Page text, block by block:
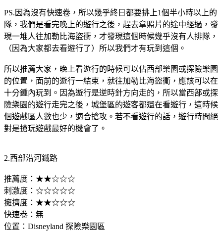
PS.因為沒有快速卷，所以幾乎終日都要排上1個半小時以上的
隊，我們是看完晚上的遊行之後，趕去拿照片的途中經過，發
現一堆人往加勒比海盜衝，才發現這個時候幾乎沒有人排隊，
（因為大家都去看遊行了）所以我們才有玩到這個。
所以推薦大家，晚上看遊行的時候可以佔西部樂園或探險樂園
的位置，面前的遊行一結束，就往加勒比海盜衝，應該可以在
十分鍾內玩到。因為遊行是逆時針方向走的，所以當西部或探
險樂園的遊行走完之後，城堡區的遊客都還在看遊行，這時候
個遊戲區人數也少，適合搶攻。若不看遊行的話，遊行時間絕
對是搶玩遊戲最好的機會了。
2.西部沿河鐵路
推薦度：★★☆☆☆
刺激度：☆☆☆☆☆
擁擠度：★★☆☆☆
快速卷：無
位置：Disneyland 探險樂園區